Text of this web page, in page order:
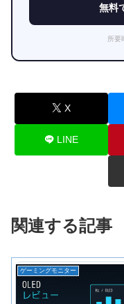
無料
所要
X
LINE
関連する記事
ゲーミングモニター